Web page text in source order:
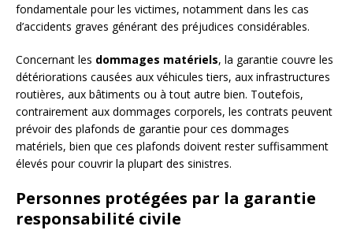
fondamentale pour les victimes, notamment dans les cas
d’accidents graves générant des préjudices considérables.
Concernant les dommages matériels, la garantie couvre les
détériorations causées aux véhicules tiers, aux infrastructures
routières, aux bâtiments ou à tout autre bien. Toutefois,
contrairement aux dommages corporels, les contrats peuvent
prévoir des plafonds de garantie pour ces dommages
matériels, bien que ces plafonds doivent rester suffisamment
élevés pour couvrir la plupart des sinistres.
Personnes protégées par la garantie
responsabilité civile